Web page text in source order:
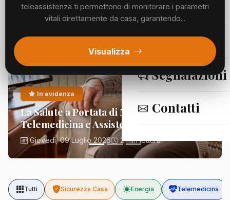
Meteo
Eventi
Segnalazioni
Contatti
teleassistenza ti permettono di monitorare i parametri
vitali direttamente da casa, garantendo...
Visualizza
In evidenza Segnalazioni
La Salute a Portata di Mano:
Telemedicina e Assistenza Domiciliare
Giovedì, 09 Luglio 2026 2 min lettura
Tutti Sicurezza Casa Energia Telemedicina